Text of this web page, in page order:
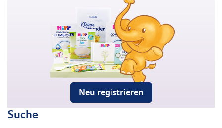
Neu registrieren
Suche